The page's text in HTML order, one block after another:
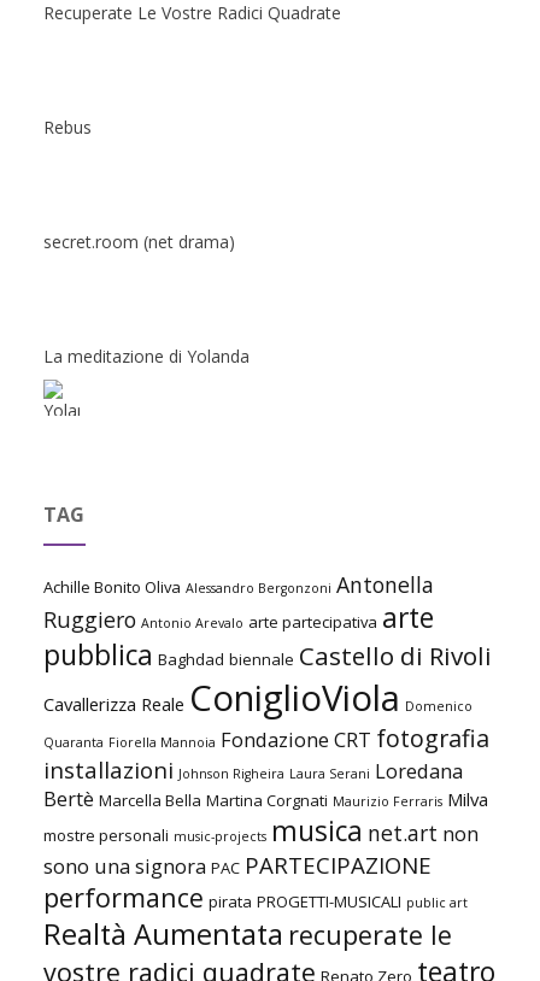
Recuperate Le Vostre Radici Quadrate
Rebus
secret.room (net drama)
La meditazione di Yolanda
TAG
Achille Bonito Oliva Alessandro Bergonzoni Antonella
Ruggiero Antonio Arevalo arte partecipativa arte
pubblica Baghdad biennale Castello di Rivoli
Cavallerizza Reale ConiglioViola Domenico
Quaranta Fiorella Mannoia Fondazione CRT fotografia
installazioni Johnson Righeira Laura Serani Loredana
Bertè Marcella Bella Martina Corgnati Maurizio Ferraris Milva
mostre personali music-projects musica net.art non
sono una signora PAC PARTECIPAZIONE
performance pirata PROGETTI-MUSICALI public art
Realtà Aumentata recuperate le
vostre radici quadrate
teatro